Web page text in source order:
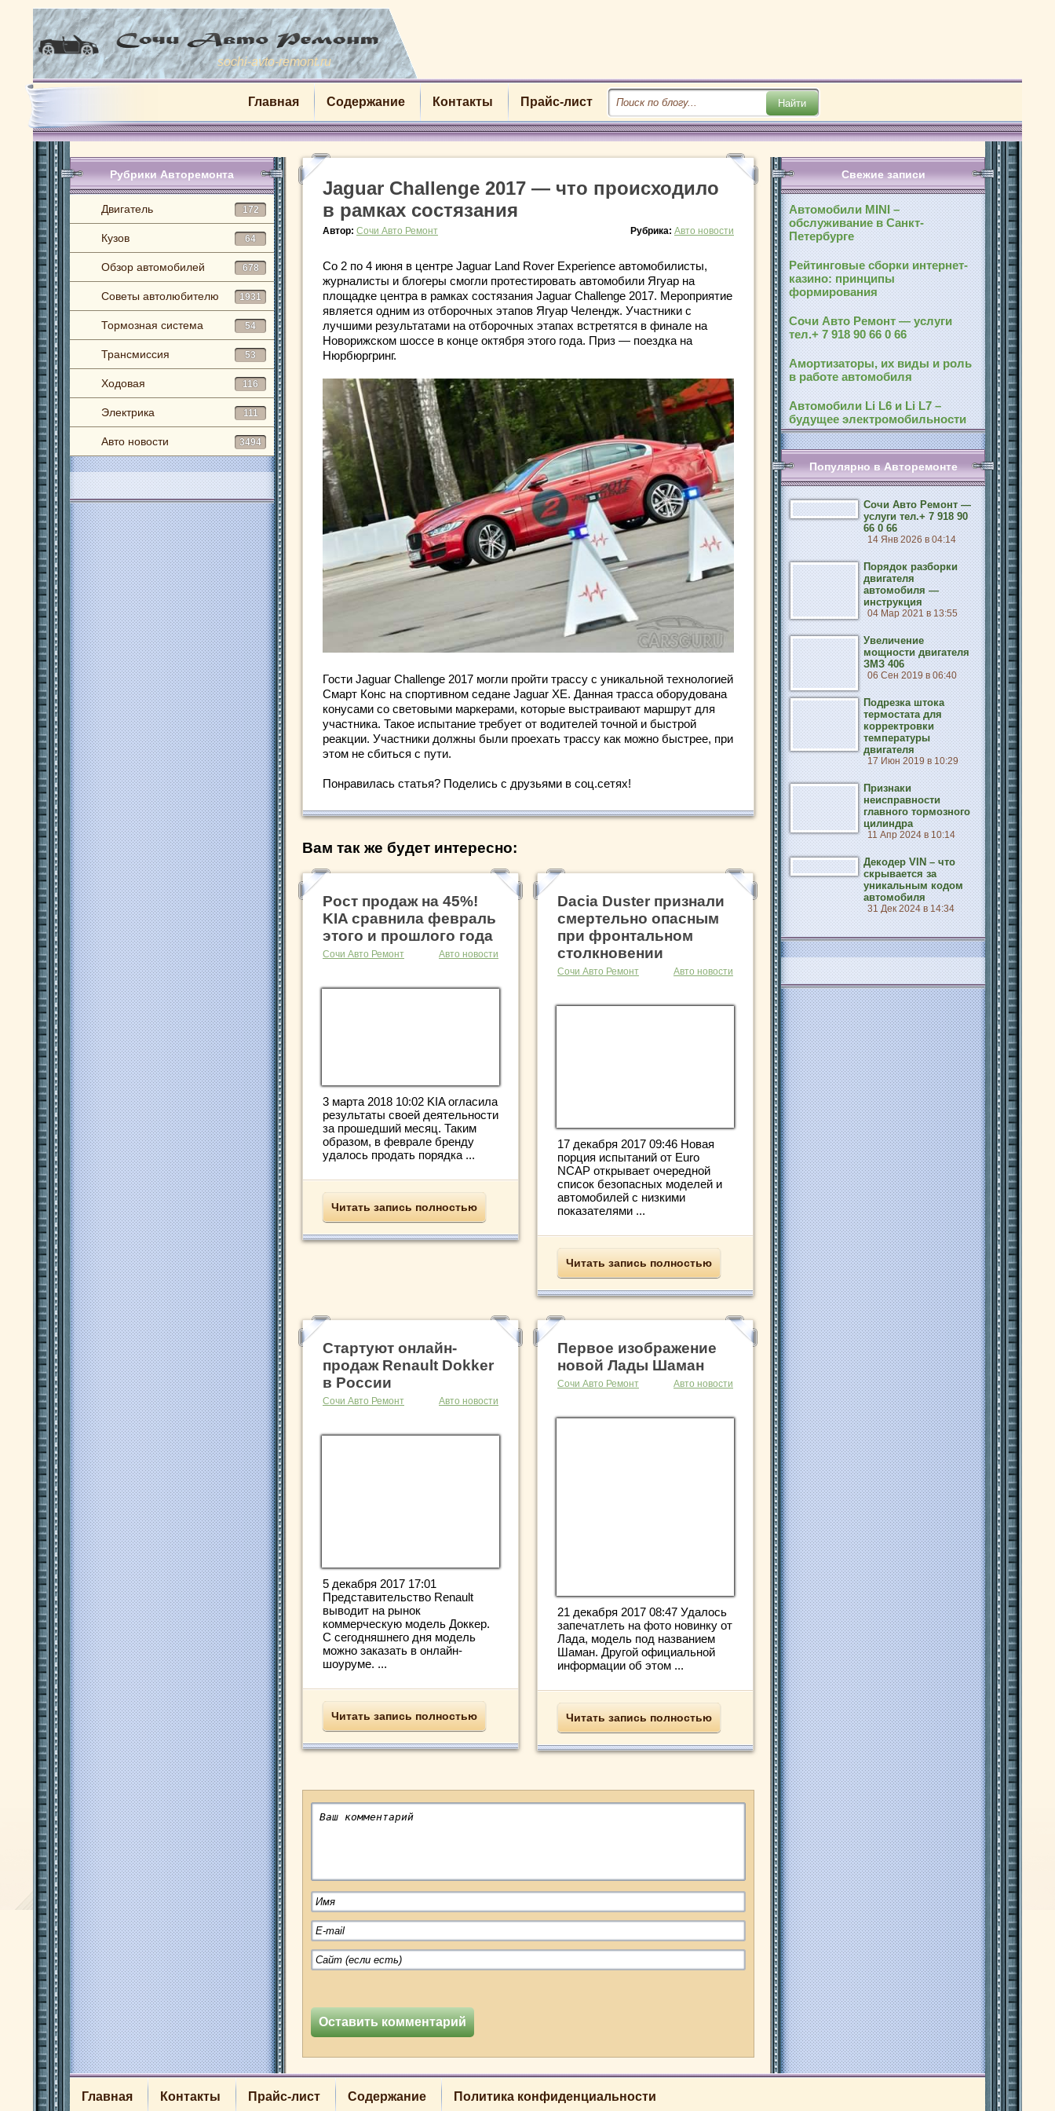
sochi-avto-remont.ru
Главная Содержание Контакты Прайс-лист
Рубрики Авторемонта
Двигатель 172
Кузов 64
Обзор автомобилей 678
Советы автолюбителю 1931
Тормозная система 54
Трансмиссия 53
Ходовая 116
Электрика 111
Авто новости 3494
Jaguar Challenge 2017 — что происходило
в рамках состязания
Автор: Сочи Авто Ремонт Рубрика: Авто новости
Со 2 по 4 июня в центре Jaguar Land Rover Experience автомобилисты,
журналисты и блогеры смогли протестировать автомобили Ягуар на
площадке центра в рамках состязания Jaguar Challenge 2017. Мероприятие
является одним из отборочных этапов Ягуар Челендж. Участники с
лучшими результатами на отборочных этапах встретятся в финале на
Новорижском шоссе в конце октября этого года. Приз — поездка на
Нюрбюргринг.
Гости Jaguar Challenge 2017 могли пройти трассу с уникальной технологией
Смарт Конс на спортивном седане Jaguar XE. Данная трасса оборудована
конусами со световыми маркерами, которые выстраивают маршрут для
участника. Такое испытание требует от водителей точной и быстрой
реакции. Участники должны были проехать трассу как можно быстрее, при
этом не сбиться с пути.
Понравилась статья? Поделись с друзьями в соц.сетях!
Вам так же будет интересно:
Рост продаж на 45%!
KIA сравнила февраль
этого и прошлого года
Сочи Авто Ремонт Авто новости
3 марта 2018 10:02 KIA огласила
результаты своей деятельности
за прошедший месяц. Таким
образом, в феврале бренду
удалось продать порядка ...
Читать запись полностью
Dacia Duster признали
смертельно опасным
при фронтальном
столкновении
Сочи Авто Ремонт Авто новости
17 декабря 2017 09:46 Новая
порция испытаний от Euro
NCAP открывает очередной
список безопасных моделей и
автомобилей с низкими
показателями ...
Читать запись полностью
Стартуют онлайн-
продаж Renault Dokker
в России
Сочи Авто Ремонт Авто новости
5 декабря 2017 17:01
Представительство Renault
выводит на рынок
коммерческую модель Доккер.
С сегодняшнего дня модель
можно заказать в онлайн-
шоуруме. ...
Читать запись полностью
Первое изображение
новой Лады Шаман
Сочи Авто Ремонт Авто новости
21 декабря 2017 08:47 Удалось
запечатлеть на фото новинку от
Лада, модель под названием
Шаман. Другой официальной
информации об этом ...
Читать запись полностью
Свежие записи
Автомобили MINI –
обслуживание в Санкт-
Петербурге
Рейтинговые сборки интернет-
казино: принципы
формирования
Сочи Авто Ремонт — услуги
тел.+ 7 918 90 66 0 66
Амортизаторы, их виды и роль
в работе автомобиля
Автомобили Li L6 и Li L7 –
будущее электромобильности
Популярно в Авторемонте
Сочи Авто Ремонт —
услуги тел.+ 7 918 90
66 0 66
14 Янв 2026 в 04:14
Порядок разборки
двигателя
автомобиля —
инструкция
04 Мар 2021 в 13:55
Увеличение
мощности двигателя
ЗМЗ 406
06 Сен 2019 в 06:40
Подрезка штока
термостата для
корректровки
температуры
двигателя
17 Июн 2019 в 10:29
Признаки
неисправности
главного тормозного
цилиндра
11 Апр 2024 в 10:14
Декодер VIN – что
скрывается за
уникальным кодом
автомобиля
31 Дек 2024 в 14:34
Главная Контакты Прайс-лист Содержание Политика конфиденциальности